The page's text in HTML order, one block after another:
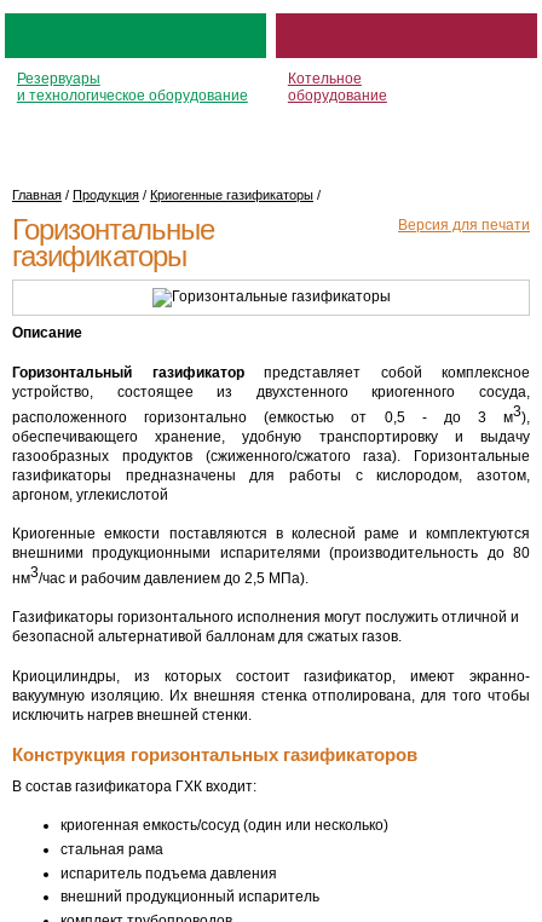
Резервуары
и технологическое оборудование
Котельное
оборудование
Главная / Продукция / Криогенные газификаторы /
Версия для печати
Горизонтальные
газификаторы
Описание
Горизонтальный газификаторпредставляет собой комплексное
устройство, состоящее из двухстенного криогенного сосуда,
расположенного горизонтально (емкостью от 0,5 - до 3 м3),
обеспечивающего хранение, удобную транспортировку и выдачу
газообразных продуктов (сжиженного/сжатого газа). Горизонтальные
газификаторы предназначены для работы с кислородом, азотом,
аргоном, углекислотой
Криогенные емкости поставляются в колесной раме и комплектуются
внешними продукционными испарителями (производительность до 80
нм3/час и рабочим давлением до 2,5 МПа).
Газификаторы горизонтального исполнения могут послужить отличной и
безопасной альтернативой баллонам для сжатых газов.
Криоцилиндры, из которых состоит газификатор, имеют экранно-
вакуумную изоляцию. Их внешняя стенка отполирована, для того чтобы
исключить нагрев внешней стенки.
Конструкция горизонтальных газификаторов
В состав газификатора ГХК входит:
криогенная емкость/сосуд (один или несколько)
стальная рама
испаритель подъема давления
внешний продукционный испаритель